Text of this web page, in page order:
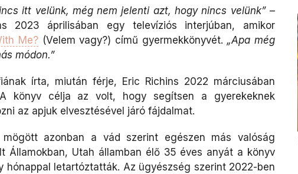
itt velünk, még nem jelenti azt, hogy nincs velünk”–
2023 áprilisában egy televíziós interjúban, amikor
Me?(Velem vagy?) című gyermekkönyvét. „Apa még
módon.”
írta, miután férje, Eric Richins 2022 márciusában
könyv célja az volt, hogy segítsen a gyerekeknek
az apjuk elvesztésével járó fájdalmat.
azonban a vád szerint egészen más valóság
Államokban, Utah államban élő 35 éves anyát a könyv
hónappal letartóztatták. Az ügyészség szerint 2022-ben